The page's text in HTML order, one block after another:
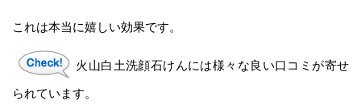
これは本当に嬉しい効果です。
火山白土洗顔石けんには様々な良い口コミが寄せ
られています。